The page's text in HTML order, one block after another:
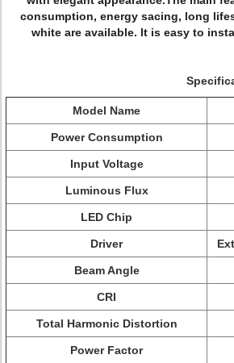
consumption, energy sacing, long
white are available. lt is easy to
Model Name
Power Consumption
Input Voltage
Luminous Flux
LED Chip
Driver
Beam Angle
CRI
Total Harmonic Distortion
Power Factor